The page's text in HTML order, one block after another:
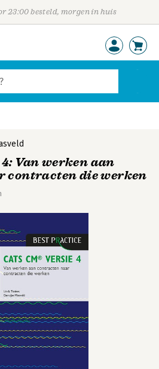
23:00 besteld, morgen in huis
4: Van werken aan
contracten die werken